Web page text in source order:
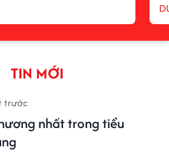
TIN MỚI
trước
nhất trong tiểu